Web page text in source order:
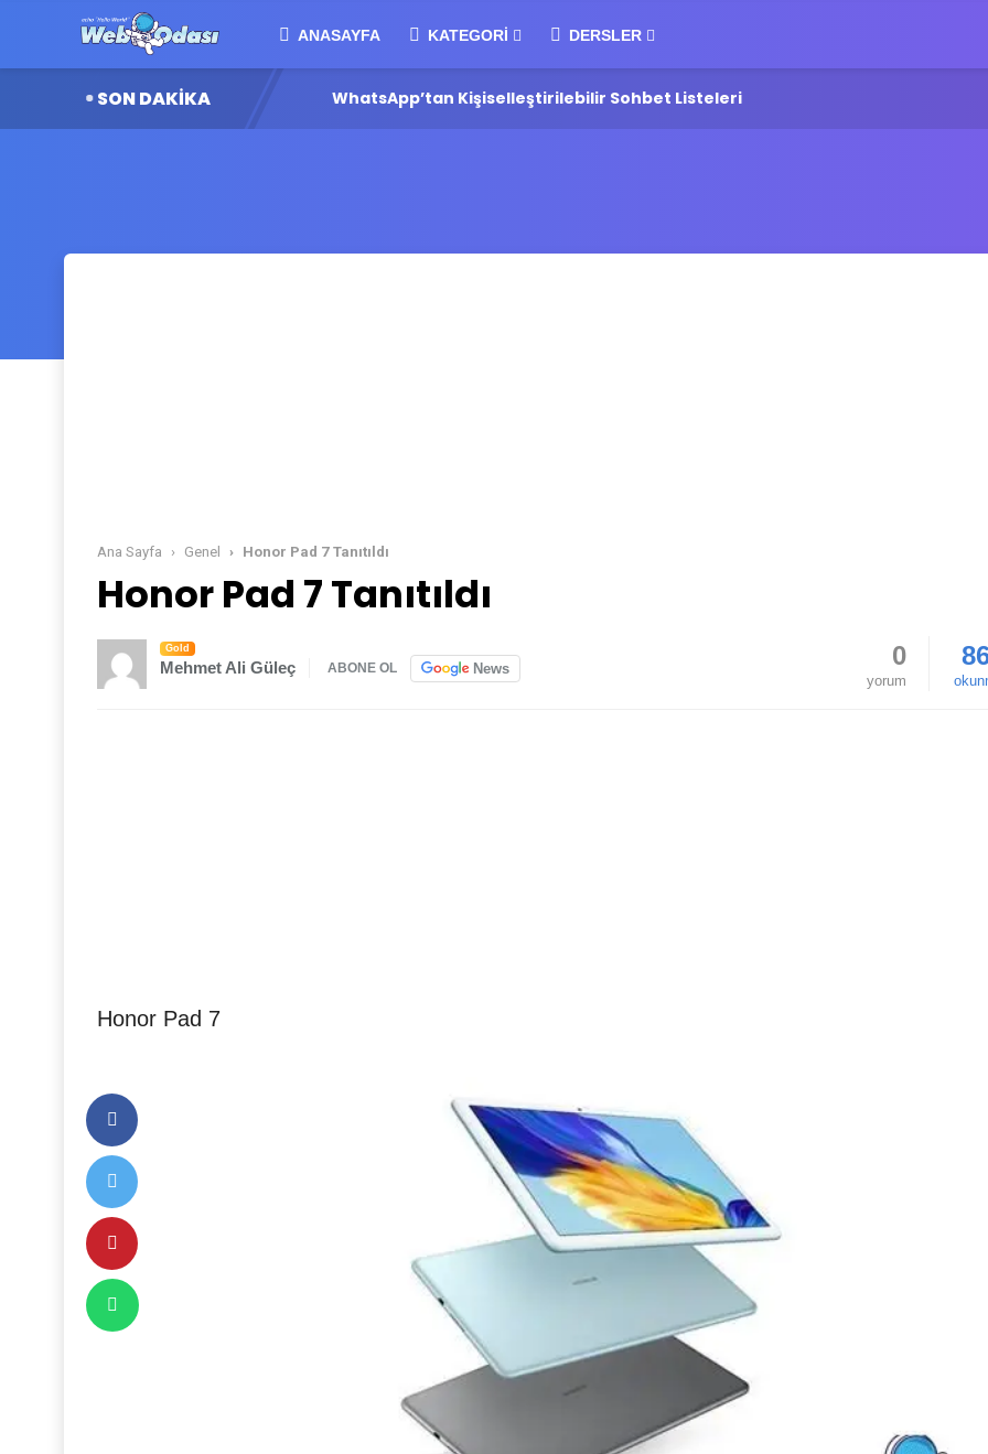
ANASAYFA KATEGORI DERSLER
SON DAKİKA
Nasıl Planlanıyor? WhatsApp’tan Kişiselleştirilebilir Sohbet Listeleri
Ana Sayfa Genel Honor Pad 7 Tanıtıldı
Honor Pad 7 Tanıtıldı
Gold
Mehmet Ali Güleç ABONE OL News 0
yorum
Honor Pad 7